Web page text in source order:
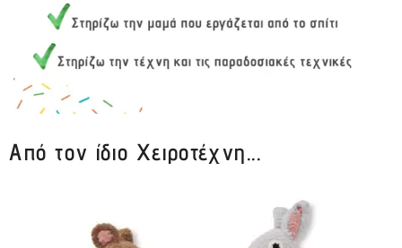
Από τον ίδιο Χειροτέχνη...